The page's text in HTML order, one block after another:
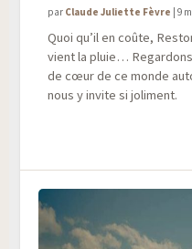
par Claude Juliette Fèvre |9
Quoi qu’il en coûte,
vient la pluie…
de cœur de ce monde
nous y invite si joliment.